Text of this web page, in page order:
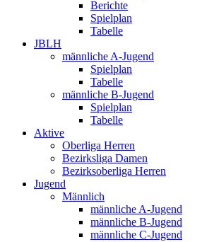
Berichte
Spielplan
Tabelle
JBLH
männliche A-Jugend
Spielplan
Tabelle
männliche B-Jugend
Spielplan
Tabelle
Aktive
Oberliga Herren
Bezirksliga Damen
Bezirksoberliga Herren
Jugend
Männlich
männliche A-Jugend
männliche B-Jugend
männliche C-Jugend